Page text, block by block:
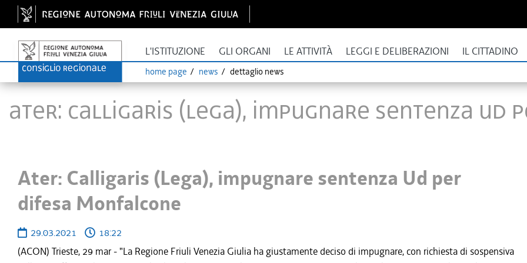
L'ISTITUZIONE GLI ORGANI LE ATTIVITÀ LEGGI E DELIBERAZIONI IL CITTADINO
home page news dettaglio news
Ater: Calligaris (Lega), impugnare sentenza Ud
Ater: Calligaris (Lega), impugnare sentenza Ud per
difesa Monfalcone
29.03.2021
18:22
(ACON) Trieste, 29 mar - "La Regione Friuli Venezia Giulia ha giustamente deciso di impugnare, con richiesta di sospensiva